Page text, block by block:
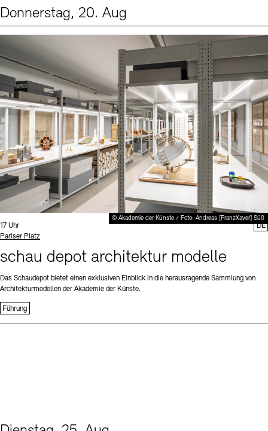
Donnerstag, 20. Aug
© Akademie der Künste / Foto: Andreas [FranzXaver] Süß
Uhrzeit:
17 Uhr
Standort
Pariser Platz
schau depot architektur modelle
Das Schaudepot bietet einen exklusiven Einblick in die herausragende Sammlung von
Architekturmodellen der Akademie der Künste.
Führung
DE